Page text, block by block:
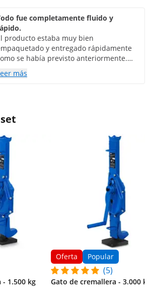
fue completamente fluido y
producto estaba muy bien
y entregado rápidamente
se había previsto anteriormente.
Estoy satisfecho.
más
1.500 kg
Oferta Popular
(5)
Gato de cremallera - 3.000 kg